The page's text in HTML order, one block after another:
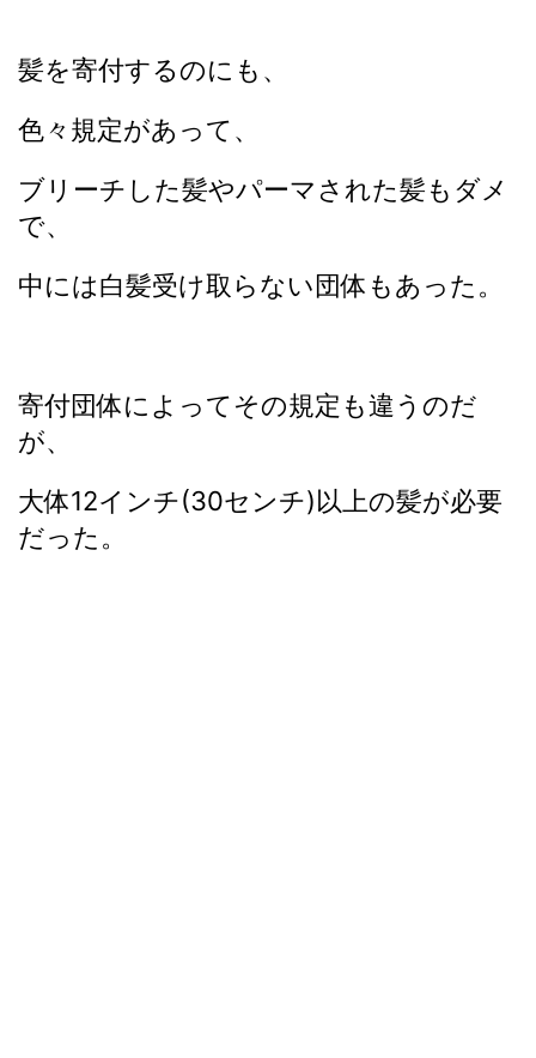
髪を寄付するのにも、
色々規定があって、
ブリーチした髪やパーマされた髪もダメ
で、
中には白髪受け取らない団体もあった。
寄付団体によってその規定も違うのだ
が、
大体12インチ(30センチ)以上の髪が必要
だった。